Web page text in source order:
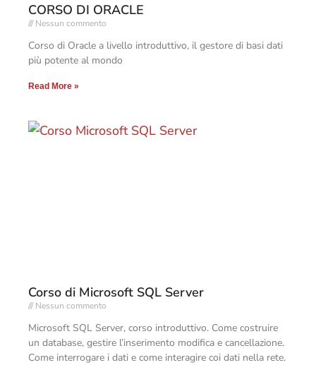
CORSO DI ORACLE
Nessun commento
Corso di Oracle a livello introduttivo, il gestore di basi dati
più potente al mondo
Read More »
Corso di Microsoft SQL Server
Nessun commento
Microsoft SQL Server, corso introduttivo. Come costruire
un database, gestire l’inserimento modifica e cancellazione.
Come interrogare i dati e come interagire coi dati nella rete.